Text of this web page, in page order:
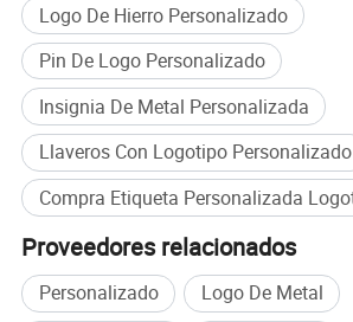
Logo De Hierro Personalizado
Pin De Logo Personalizado
Insignia De Metal Personalizada
Llaveros Con Logotipo Personalizado
Proveedores relacionados
Personalizado
Logo De Metal